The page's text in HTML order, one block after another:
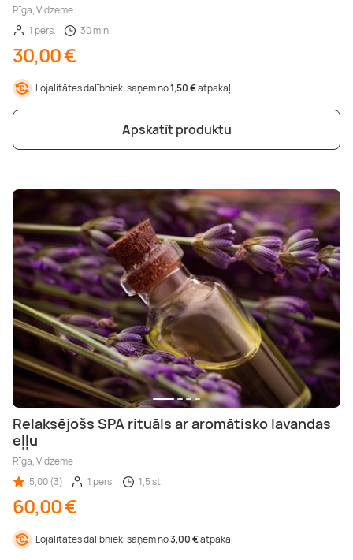
Rīga, Vidzeme
1 pers.
30 min.
30,00 €
Lojalitātes dalībnieki saņem no1,50 €atpakaļ
Apskatīt produktu
Relaksējošs SPA rituāls ar aromātisko lavandas
eļļu
Rīga, Vidzeme
5,00 (3)
1 pers. 1,5 st.
60,00 €
Lojalitātes dalībnieki saņem no3,00 €atpakaļ